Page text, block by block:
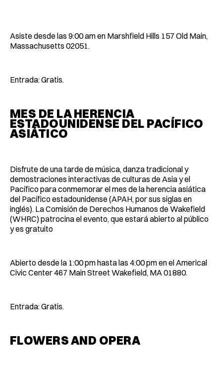
Asiste desde las 9:00 am en Marshfield Hills 157 Old Main,
Massachusetts 02051.
Entrada: Gratis.
MES DE LA HERENCIA
ESTADOUNIDENSE DEL PACÍFICO
ASIÁTICO
Disfrute de una tarde de música, danza tradicional y
demostraciones interactivas de culturas de Asia y el
Pacífico para conmemorar el mes de la herencia asiática
del Pacífico estadounidense (APAH, por sus siglas en
inglés). La Comisión de Derechos Humanos de Wakefield
(WHRC) patrocina el evento, que estará abierto al público
y es gratuito
Abierto desde la 1:00 pm hasta las 4:00 pm en el Americal
Civic Center 467 Main Street Wakefield, MA 01880.
Entrada: Gratis.
FLOWERS AND OPERA